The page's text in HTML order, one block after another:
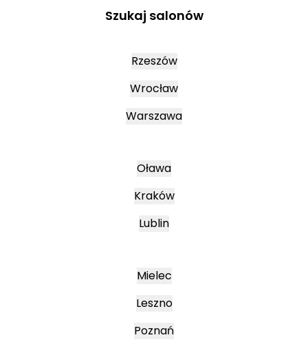
Szukaj salonów
Rzeszów
Wrocław
Warszawa
Oława
Kraków
Lublin
Mielec
Leszno
Poznań